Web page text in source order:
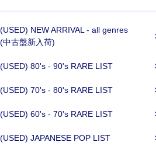
(USED) NEW ARRIVAL - all genres
(中古盤新入荷)
(USED) 80's - 90's RARE LIST
(USED) 70's - 80's RARE LIST
(USED) 60's - 70's RARE LIST
(USED) JAPANESE POP LIST